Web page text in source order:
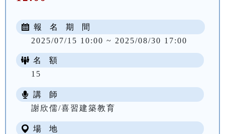
報 名 期 間
2025/07/15 10:00 ~ 2025/08/30 17:00
名 額
15
講 師
謝欣儒/喜習建築教育
場 地